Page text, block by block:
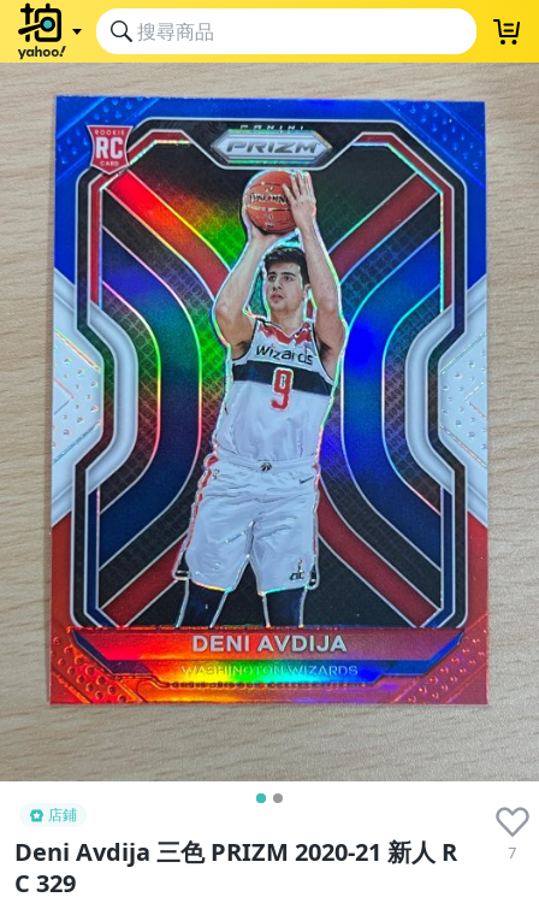
店鋪
Deni Avdija 三色 PRIZM 2020-21 新人 R
C 329
7